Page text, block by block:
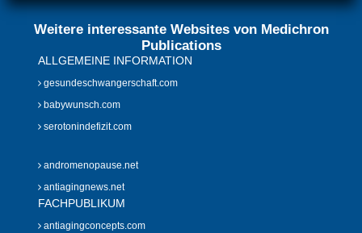
Weitere interessante Websites von Medichron
Publications
ALLGEMEINE INFORMATION
gesundeschwangerschaft.com
babywunsch.com
serotonindefizit.com
andromenopause.net
antiagingnews.net
FACHPUBLIKUM
antiagingconcepts.com